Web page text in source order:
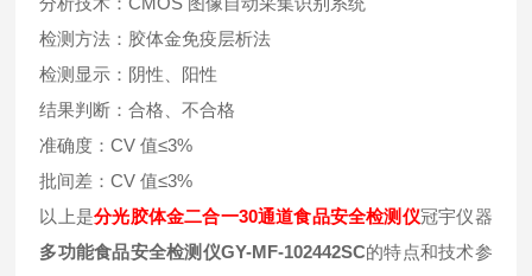
检测方法：胶体金免疫层析法
检测显示：阴性、阳性
结果判断：合格、不合格
准确度：CV 值≤3%
批间差：CV 值≤3%
以上是分光胶体金二合一30通道食品安全检测仪冠宇仪器
多功能食品安全检测仪GY-MF-102442SC的特点和技术参